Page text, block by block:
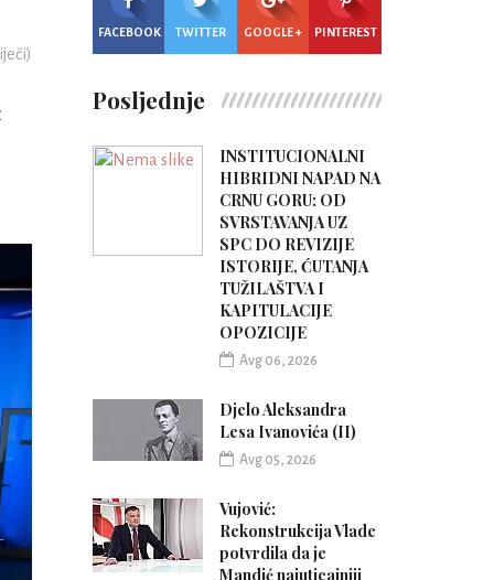
FACEBOOK TWITTER GOOGLE + PINTEREST
Posljednje
INSTITUCIONALNI
HIBRIDNI NAPAD NA
CRNU GORU: OD
SVRSTAVANJA UZ
SPC DO REVIZIJE
ISTORIJE, ĆUTANJA
TUŽILAŠTVA I
KAPITULACIJE
OPOZICIJE
Avg 06, 2026
Djelo Aleksandra
Lesa Ivanovića (II)
Avg 05, 2026
Vujović:
Rekonstrukcija Vlade
potvrdila da je
Mandić najuticajniji